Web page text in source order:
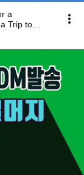
a
Trip to